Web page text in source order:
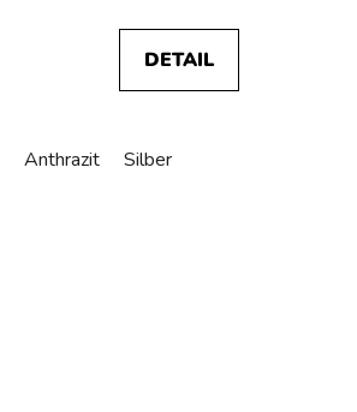
DETAIL
Anthrazit Silber